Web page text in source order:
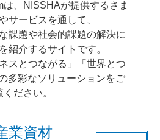
、NISSHAが提供するさま
サービスを通して、
課題や社会的課題の解決に
紹介するサイトです。
スとつながる」「世界とつ
多彩なソリューションをご
ください。
業資材